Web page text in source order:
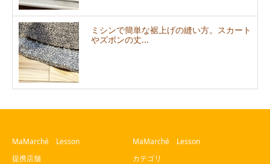
ミシンで簡単な裾上げの縫い方。スカート
やズボンの丈...
MaMarché Lesson
提携店舗
MaMarché Lesson
カテゴリ